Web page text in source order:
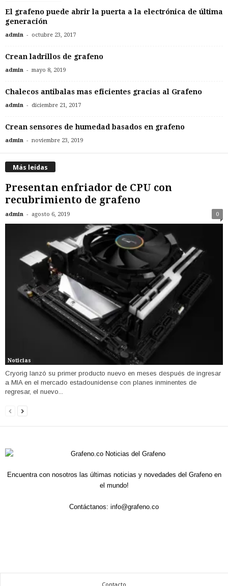
El grafeno puede abrir la puerta a la electrónica de última
generación
admin - octubre 23, 2017
Crean ladrillos de grafeno
admin - mayo 8, 2019
Chalecos antibalas mas eficientes gracias al Grafeno
admin - diciembre 21, 2017
Crean sensores de humedad basados en grafeno
admin - noviembre 23, 2019
Más leídas
Presentan enfriador de CPU con
recubrimiento de grafeno
admin - agosto 6, 2019 0
Noticias
Cryorig lanzó su primer producto nuevo en meses después de ingresar
a MIA en el mercado estadounidense con planes inminentes de
regresar, el nuevo...
Encuentra con nosotros las últimas noticias y novedades del Grafeno en
el mundo!
Contáctanos: info@grafeno.co
Contacto